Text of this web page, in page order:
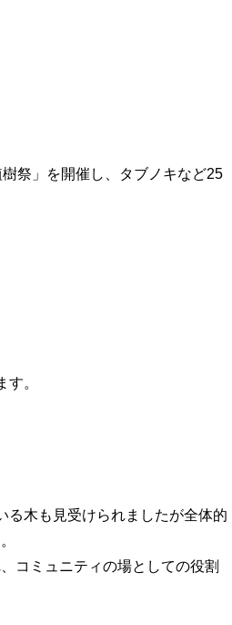
祭」を開催し、タブノキなど25
。
る木も見受けられましたが全体的
コミュニティの場としての役割